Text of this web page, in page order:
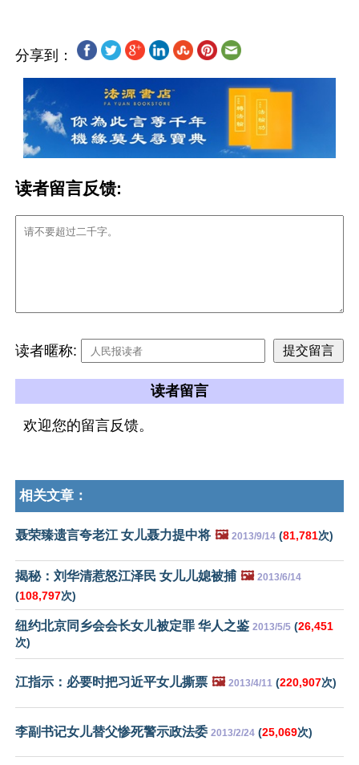
分享到：
读者留言反馈:
读者暱称:
读者留言
欢迎您的留言反馈。
相关文章：
聂荣臻遗言夸老江 女儿聂力提中将 🖼️ 2013/9/14 (81,781次)
揭秘：刘华清惹怒江泽民 女儿儿媳被捕 🖼️ 2013/6/14
(108,797次)
纽约北京同乡会会长女儿被定罪 华人之鉴 2013/5/5 (26,451
次)
江指示：必要时把习近平女儿撕票 🖼️ 2013/4/11 (220,907次)
李副书记女儿替父惨死警示政法委 2013/2/24 (25,069次)